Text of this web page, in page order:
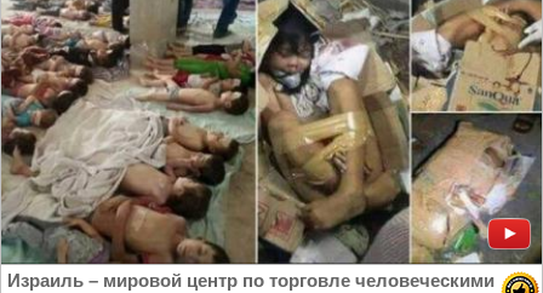
Израиль – мировой центр по торговле человеческими